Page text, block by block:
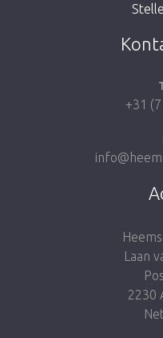
+31
Laan
2230